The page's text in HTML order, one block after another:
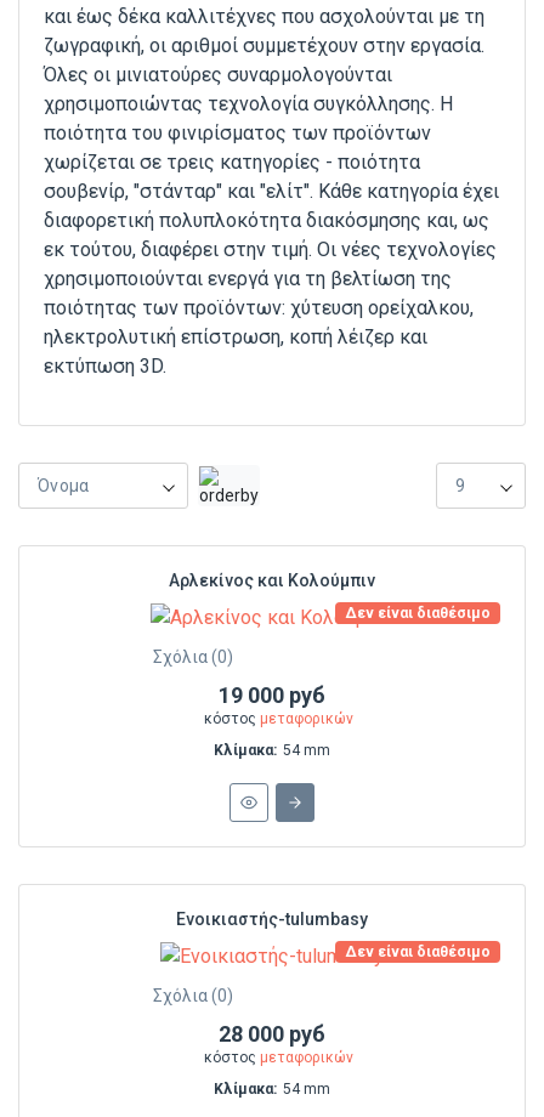
και έως δέκα καλλιτέχνες που ασχολούνται με τη
ζωγραφική, οι αριθμοί συμμετέχουν στην εργασία.
Όλες οι μινιατούρες συναρμολογούνται
χρησιμοποιώντας τεχνολογία συγκόλλησης. Η
ποιότητα του φινιρίσματος των προϊόντων
χωρίζεται σε τρεις κατηγορίες - ποιότητα
σουβενίρ, "στάνταρ" και "ελίτ". Κάθε κατηγορία έχει
διαφορετική πολυπλοκότητα διακόσμησης και, ως
εκ τούτου, διαφέρει στην τιμή. Οι νέες τεχνολογίες
χρησιμοποιούνται ενεργά για τη βελτίωση της
ποιότητας των προϊόντων: χύτευση ορείχαλκου,
ηλεκτρολυτική επίστρωση, κοπή λέιζερ και
εκτύπωση 3D.
Όνομα 9
Αρλεκίνος και Κολούμπιν
Δεν είναι διαθέσιμο
Σχόλια (0)
19 000 руб
κόστος μεταφορικών
Κλίμακα: 54 mm
Ενοικιαστής-tulumbasy
Δεν είναι διαθέσιμο
Σχόλια (0)
28 000 руб
κόστος μεταφορικών
Κλίμακα: 54 mm